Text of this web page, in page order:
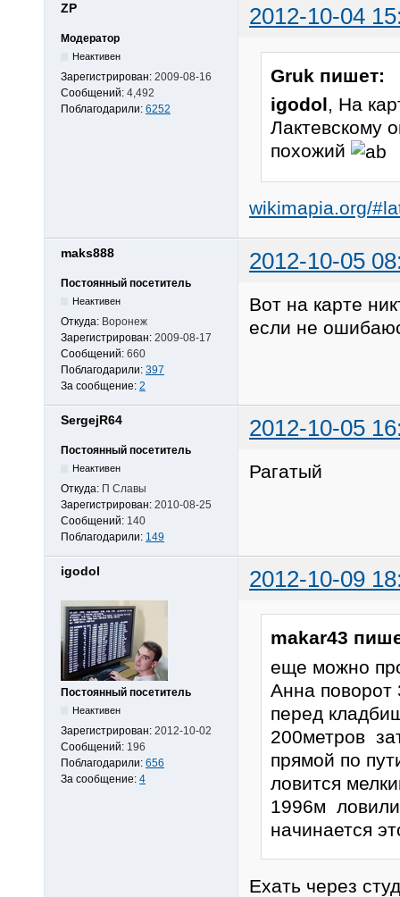
ZP 2012-10-04
Модератор
Неактивен
Зарегистрирован: 2009-08-16
Сообщений: 4,492
Поблагодарили: 6252
Gruk пишет:
igodol, На
Лактевскому
похожий
wikimapia.org/
maks888 2012-10-05
Постоянный посетитель
Неактивен
Откуда: Воронеж
Зарегистрирован: 2009-08-17
Сообщений: 660
Поблагодарили: 397
За сообщение: 2
Вот на карте
если не
SergejR64 2012-10-05
Постоянный посетитель
Неактивен
Откуда: П Славы
Зарегистрирован: 2010-08-25
Сообщений: 140
Поблагодарили: 149
Рагатый
igodol 2012-10-09
Постоянный посетитель
Неактивен
Зарегистрирован: 2012-10-02
Сообщений: 196
Поблагодарили: 656
За сообщение: 4
makar43
еще можно
Анна поворот
перед
200метров
прямой по
ловится
1996м ловили
начинается
Ехать через